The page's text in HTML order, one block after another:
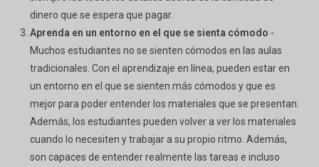
dinero que se espera que pagar.
Aprenda en un entorno en el que se sienta cómodo -
Muchos estudiantes no se sienten cómodos en las aulas
tradicionales. Con el aprendizaje en línea, pueden estar en
un entorno en el que se sienten más cómodos y que es
mejor para poder entender los materiales que se presentan.
Además, los estudiantes pueden volver a ver los materiales
cuando lo necesiten y trabajar a su propio ritmo. Además,
son capaces de entender realmente las tareas e incluso